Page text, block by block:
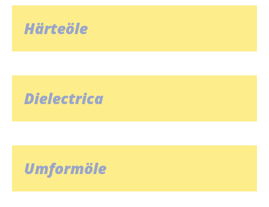
Härteöle
Dielectrica
Umformöle